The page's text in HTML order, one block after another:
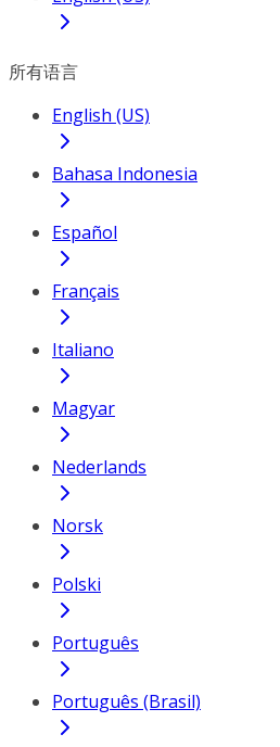
所有语言
English (US)
Bahasa Indonesia
Español
Français
Italiano
Magyar
Nederlands
Norsk
Polski
Português
Português (Brasil)